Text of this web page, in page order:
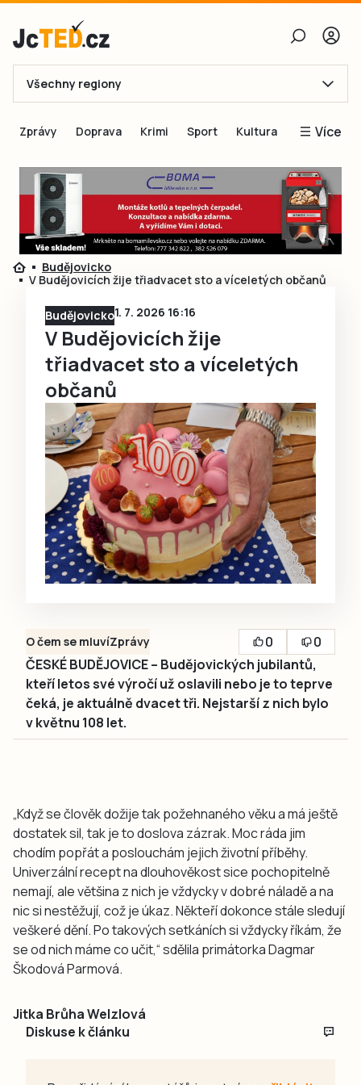
E-mail
Obnovit heslo
Přihlásit se
Přihlásit se přes Facebook
Ještě nemám účet, chci se
Všechny regiony
Zprávy Doprava Krimi Sport Kultura Více
Blogy
Inspirace
Čtenáři píší
Speciální přílohy
Budějovicko
V Budějovicích žije třiadvacet sto a víceletých občanů
Budějovicko1. 7. 2026 16:16
V Budějovicích žije
třiadvacet sto a víceletých
občanů
O čem se mluvíZprávy 0
0
ČESKÉ BUDĚJOVICE – Budějovických jubilantů,
kteří letos své výročí už oslavili nebo je to teprve
čeká, je aktuálně dvacet tři. Nejstarší z nich bylo
v květnu 108 let.
„Když se člověk dožije tak požehnaného věku a má ještě
dostatek sil, tak je to doslova zázrak. Moc ráda jim
chodím popřát a poslouchám jejich životní příběhy.
Univerzální recept na dlouhověkost sice pochopitelně
nemají, ale většina z nich je vždycky v dobré náladě a na
nic si nestěžují, což je úkaz. Někteří dokonce stále sledují
veškeré dění. Po takových setkáních si vždycky říkám, že
se od nich máme co učit,“ sdělila primátorka Dagmar
Škodová Parmová.
Jitka Brůha Welzlová
Diskuse k článku